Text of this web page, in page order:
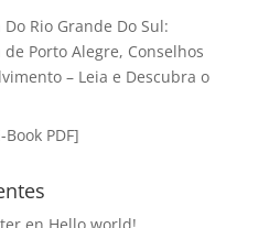
Rio Grande Do Sul:
Porto Alegre, Conselhos
– Leia e Descubra o
PDF]